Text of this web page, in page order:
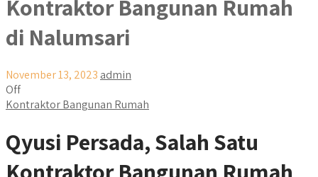
Kontraktor Bangunan Rumah
di Nalumsari
November 13, 2023 admin
Off
Kontraktor Bangunan Rumah
Qyusi Persada, Salah Satu